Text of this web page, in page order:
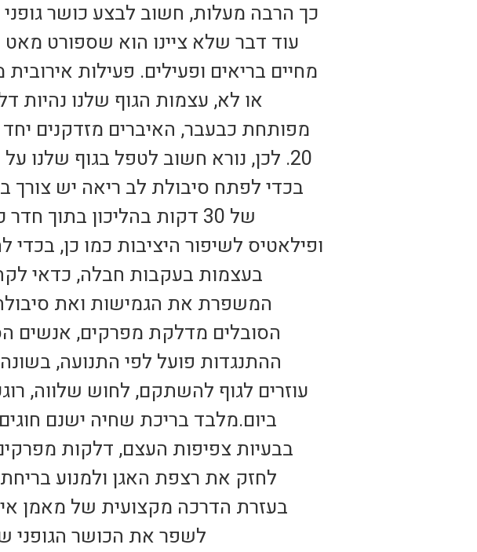
עוד דבר שלא ציינו הוא שספורט
מחיים בריאים ופעילים. פעילות
או לא, עצמות הגוף שלנו נהיות
מפותחת כבעבר, האיברים מזדקנים יחד
20. לכן, נורא חשוב לטפל בגוף שלנו
בכדי לפתח סיבולת לב ריאה יש צורך
של 30 דקות בהליכון
ופילאטיס לשיפור היציבות כמו כן,
בעצמות בעקבות חבלה, כדאי
המשפרת את הגמישות ואת
הסובלים מדלקת מפרקים, אנשים
ההתנגדות פועל לפי התנועה,
עוזרים לגוף להשתקם, לחוש שלווה,
ביום.מלבד בריכת שחיה ישנם חוגים
בבעיות צפיפות העצם, דלקות
לחזק את רצפת האגן ולמנוע
בעזרת הדרכה מקצועית של מאמן
לשפר את הכושר הגופני